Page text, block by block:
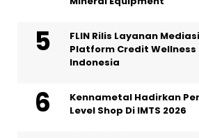
FLIN Rilis Layanan
Platform Credit
Indonesia
Kennametal Hadirkan
Level Shop Di IMTS 2026